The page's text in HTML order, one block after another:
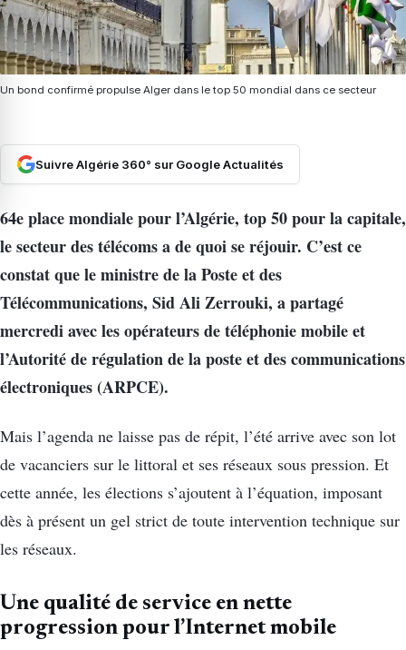
Un bond confirmé propulse Alger dans le top 50 mondial dans ce secteur
Suivre Algérie 360° sur Google Actualités
64e place mondiale pour l’Algérie, top 50 pour la capitale,
le secteur des télécoms a de quoi se réjouir. C’est ce
constat que le ministre de la Poste et des
Télécommunications, Sid Ali Zerrouki, a partagé
mercredi avec les opérateurs de téléphonie mobile et
l’Autorité de régulation de la poste et des communications
électroniques (ARPCE).
Mais l’agenda ne laisse pas de répit, l’été arrive avec son lot
de vacanciers sur le littoral et ses réseaux sous pression. Et
cette année, les élections s’ajoutent à l’équation, imposant
dès à présent un gel strict de toute intervention technique sur
les réseaux.
Une qualité de service en nette
progression pour l’Internet mobile